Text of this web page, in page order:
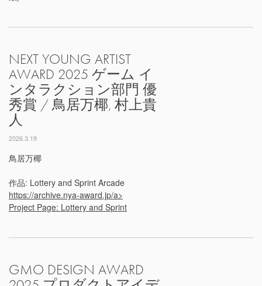
NEXT YOUNG ARTIST
AWARD 2025 ゲーム イ
ンタラクション部門 優
秀賞 / 鳥居万椰, 村上貴
人
2026.3.19
鳥居万椰
作品: Lottery and Sprint Arcade
https://archive.nya-award.jp/a>
Project Page: Lottery and Sprint
GMO DESIGN AWARD